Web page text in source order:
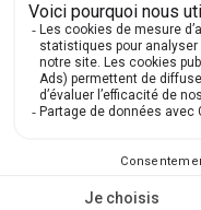
Tout sur
6ème 🏃‍♂️